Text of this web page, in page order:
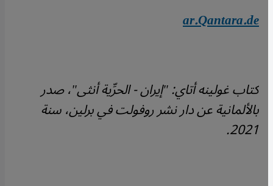
ar.Qantara.de
كتاب غولينه أتاي: "إيران - الحرِّية أنثى"، صدر
بالألمانية عن دار نشر روفولت في برلين، سنة
2021
.